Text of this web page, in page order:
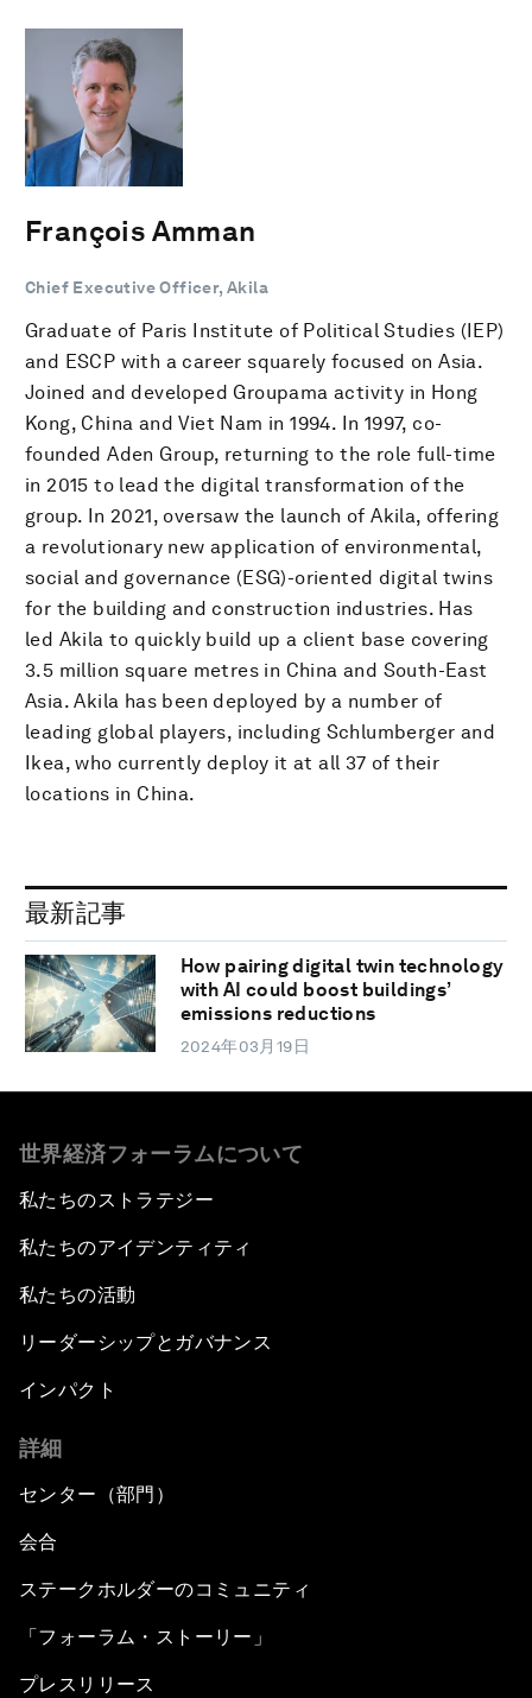
François Amman
Chief Executive Officer, Akila
Graduate of Paris Institute of Political Studies (IEP)
and ESCP with a career squarely focused on Asia.
Joined and developed Groupama activity in Hong
Kong, China and Viet Nam in 1994. In 1997, co-
founded Aden Group, returning to the role full-time
in 2015 to lead the digital transformation of the
group. In 2021, oversaw the launch of Akila, offering
a revolutionary new application of environmental,
social and governance (ESG)-oriented digital twins
for the building and construction industries. Has
led Akila to quickly build up a client base covering
3.5 million square metres in China and South-East
Asia. Akila has been deployed by a number of
leading global players, including Schlumberger and
Ikea, who currently deploy it at all 37 of their
locations in China.
最新記事
How pairing digital twin technology
with AI could boost buildings’
emissions reductions
2024年03月19日
世界経済フォーラムについて
私たちのストラテジー
私たちのアイデンティティ
私たちの活動
リーダーシップとガバナンス
インパクト
詳細
センター（部門）
会合
ステークホルダーのコミュニティ
「フォーラム・ストーリー」
プレスリリース